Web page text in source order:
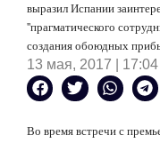
выразил Испании
''прагматического
создания обоюдных
13 мая, 2017 | 17:04
Во время встречи с